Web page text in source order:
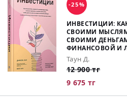
-25%
ИНВЕСТИЦИИ:
СВОИМИ
СВОИМИ
ФИНАНСОВОЙ И
Таун Д.
12 900 тг
9 675 тг